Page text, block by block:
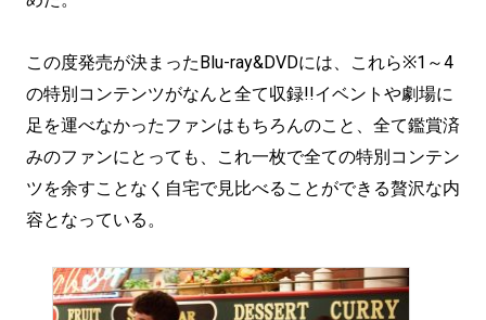
この度発売が決まったBlu-ray&DVDには、これら※1～4
の特別コンテンツがなんと全て収録!!イベントや劇場に
足を運べなかったファンはもちろんのこと、全て鑑賞済
みのファンにとっても、これ一枚で全ての特別コンテン
ツを余すことなく自宅で見比べることができる贅沢な内
容となっている。